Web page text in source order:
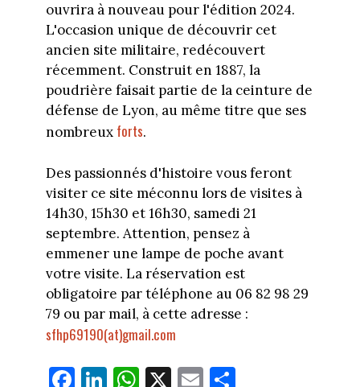
ouvrira à nouveau pour l'édition 2024.
L'occasion unique de découvrir cet
ancien site militaire, redécouvert
récemment. Construit en 1887, la
poudrière faisait partie de la ceinture de
défense de Lyon, au même titre que ses
nombreux forts.
Des passionnés d'histoire vous feront
visiter ce site méconnu lors de visites à
14h30, 15h30 et 16h30, samedi 21
septembre. Attention, pensez à
emmener une lampe de poche avant
votre visite. La réservation est
obligatoire par téléphone au 06 82 98 29
79 ou par mail, à cette adresse :
sfhp69190(at)gmail.com